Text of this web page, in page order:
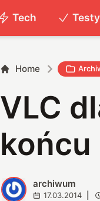
Tech Testy
Home
VLC
końcu
A archiwum
17.03.2014